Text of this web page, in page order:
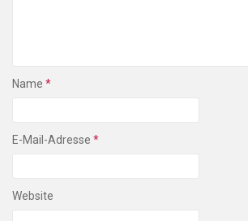
Name *
E-Mail-Adresse *
Website